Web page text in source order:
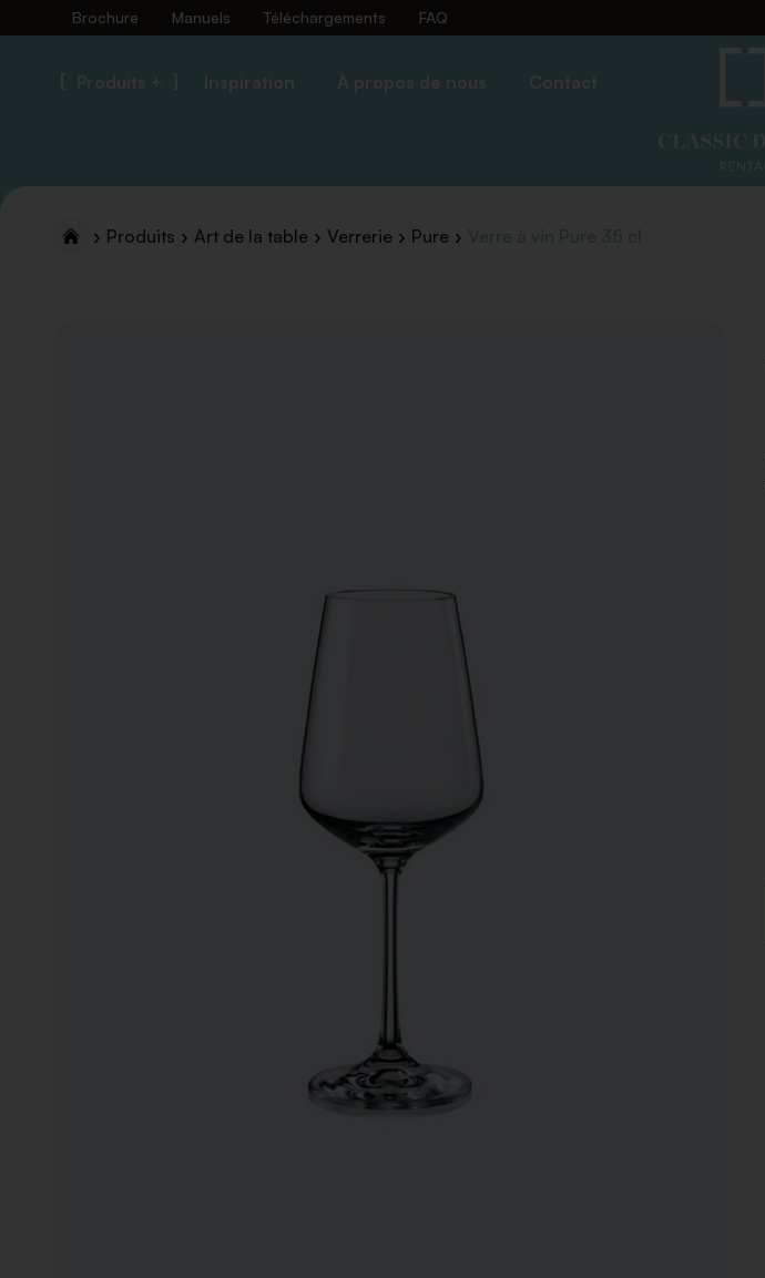
Brochure Manuels Téléchargements FAQ
Produits + Inspiration À propos de nous Contact
Produits Art de la table Verrerie Pure Verre à vin Pure 35 cl